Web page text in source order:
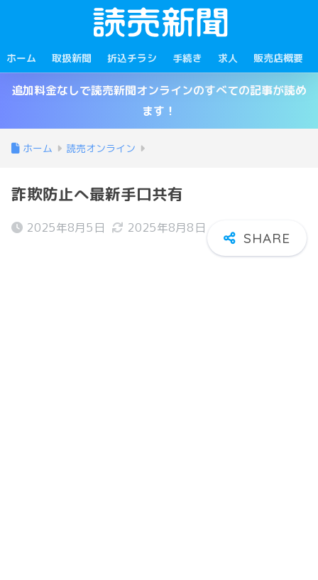
ホーム 取扱新聞 折込チラシ 手続き 求人 販売店概要
追加料金なしで読売新聞オンラインのすべての記事が読め
ます！
ホーム 読売オンライン
詐欺防止へ最新手口共有
2025年8月5日 2025年8月8日